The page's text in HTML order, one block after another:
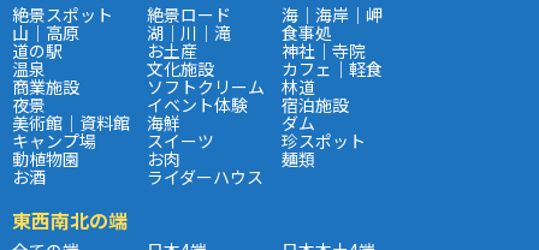
絶景スポット 絶景ロード 海｜海岸｜岬
山｜高原 湖｜川｜滝 食事処
道の駅 お土産 神社｜寺院
温泉 文化施設 カフェ｜軽食
商業施設 ソフトクリーム 林道
夜景 イベント体験 宿泊施設
美術館｜資料館 海鮮 ダム
キャンプ場 スイーツ 珍スポット
動植物園 お肉 麺類
お酒 ライダーハウス
東西南北の端